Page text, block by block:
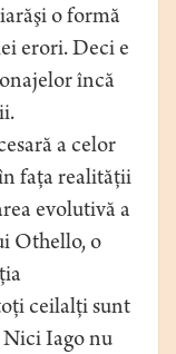
o formă
erori. Deci e
încă
a celor
faţa realităţii
evolutivă a
Othello, o
ceilalţi sunt
Nici Iago nu